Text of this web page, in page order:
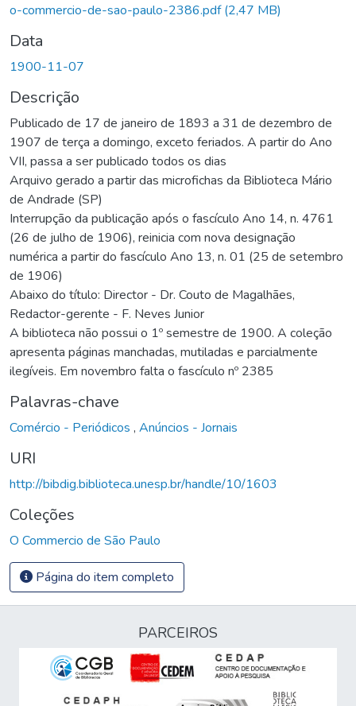
o-commercio-de-sao-paulo-2386.pdf(2,47 MB)
Data
1900-11-07
Descrição
Publicado de 17 de janeiro de 1893 a 31 de dezembro de
1907 de terça a domingo, exceto feriados. A partir do Ano
VII, passa a ser publicado todos os dias
Arquivo gerado a partir das microfichas da Biblioteca Mário
de Andrade (SP)
Interrupção da publicação após o fascículo Ano 14, n. 4761
(26 de julho de 1906), reinicia com nova designação
numérica a partir do fascículo Ano 13, n. 01 (25 de setembro
de 1906)
Abaixo do título: Director - Dr. Couto de Magalhães,
Redactor-gerente - F. Neves Junior
A biblioteca não possui o 1º semestre de 1900. A coleção
apresenta páginas manchadas, mutiladas e parcialmente
ilegíveis. Em novembro falta o fascículo nº 2385
Palavras-chave
Comércio - Periódicos , Anúncios - Jornais
URI
http://bibdig.biblioteca.unesp.br/handle/10/1603
Coleções
O Commercio de São Paulo
Página do item completo
PARCEIROS